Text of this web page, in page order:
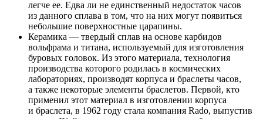
легче ее. Едва ли не единственный недостаток часов
из данного сплава в том, что на них могут появиться
небольшие поверхностные царапины.
Керамика — твердый сплав на основе карбидов
вольфрама и титана, используемый для изготовления
буровых головок. Из этого материала, технология
производства которого родилась в космических
лабораториях, производят корпуса и браслеты часов,
а также некоторые элементы браслетов. Первой, кто
применил этот материал в изготовлении корпуса
и браслета, в 1962 году стала компания Rado, выпустив